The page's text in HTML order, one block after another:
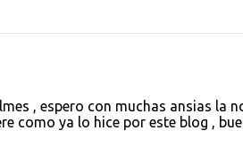
, espero con muchas ansias la
como ya lo hice por este blog ,